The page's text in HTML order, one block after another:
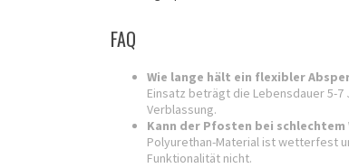
FAQ
Wie lange hält ein flexibler
Einsatz beträgt die Lebensdauer 5-
Verblassung.
Kann der Pfosten bei
Polyurethan-Material ist wetterfest
Funktionalität nicht.